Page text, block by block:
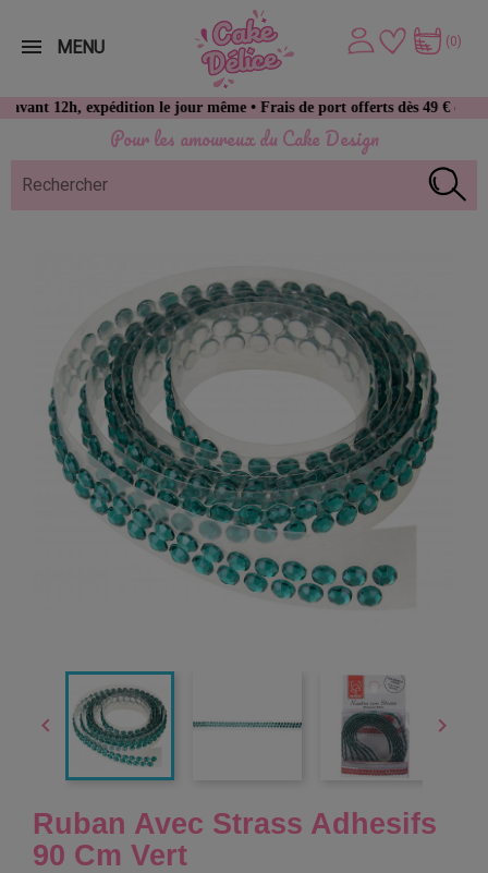
Pour les amoureux du Cake Design
12h, expédition le jour même • Frais de port offerts dès 49 € d’achat
(0)
MENU
 
Ruban Avec Strass Adhesifs
90 Cm Vert